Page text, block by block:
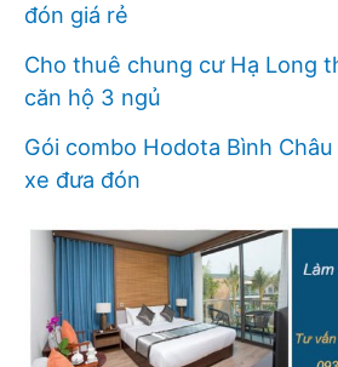
đón giá rẻ
Cho thuê chung cư Hạ Long
căn hộ 3 ngủ
Gói combo Hodota Bình
xe đưa đón